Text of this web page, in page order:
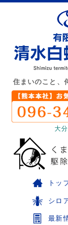
住まいのこと、
大
トッ
シロ
最新